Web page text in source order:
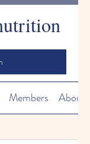
Members About